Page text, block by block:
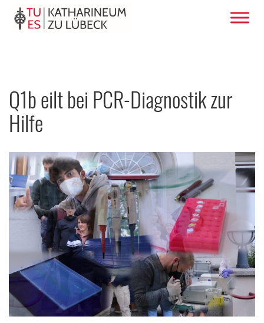
Q1b eilt bei PCR-Diagnostik zur
Hilfe